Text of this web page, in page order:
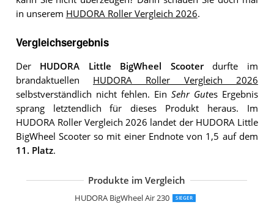
in unserem HUDORA Roller Vergleich 2026.
Vergleichsergebnis
Der HUDORA Little BigWheel Scooterdurfte im
brandaktuellen HUDORA Roller Vergleich 2026
selbstverständlich nicht fehlen. Ein Sehr Gutes Ergebnis
sprang letztendlich für dieses Produkt heraus. Im
HUDORA Roller Vergleich 2026 landet der HUDORA Little
BigWheel Scooter so mit einer Endnote von 1,5 auf dem
11. Platz.
Produkte im Vergleich
HUDORA BigWheel Air 230 SIEGER
HUDORA Big Wheel 205
HUDORA BigWheel 205 Scooter
HUDORA BigWheel 215 Scooter
HUDORA BigWheel Air
HUDORA Little Big Wheel
HUDORA Big Wheel 180 180 mm Rolle
HUDORA Big Wheel 125
Hudora Hornet Scooter Roller Air 200
HUDORA Scooter Up 145 Junior